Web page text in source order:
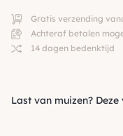
Gratis verzending
Achteraf betalen
14 dagen bedenktijd
Last van muizen?